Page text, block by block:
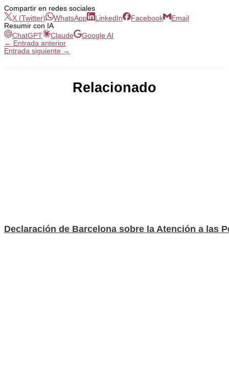
Compartir en redes sociales
X (Twitter)
WhatsApp LinkedIn Facebook
Email
Resumir con IA
ChatGPT
Claude
Google AI
← Entrada anterior
Entrada siguiente →
Relacionado
Declaración de Barcelona sobre la Atención a las